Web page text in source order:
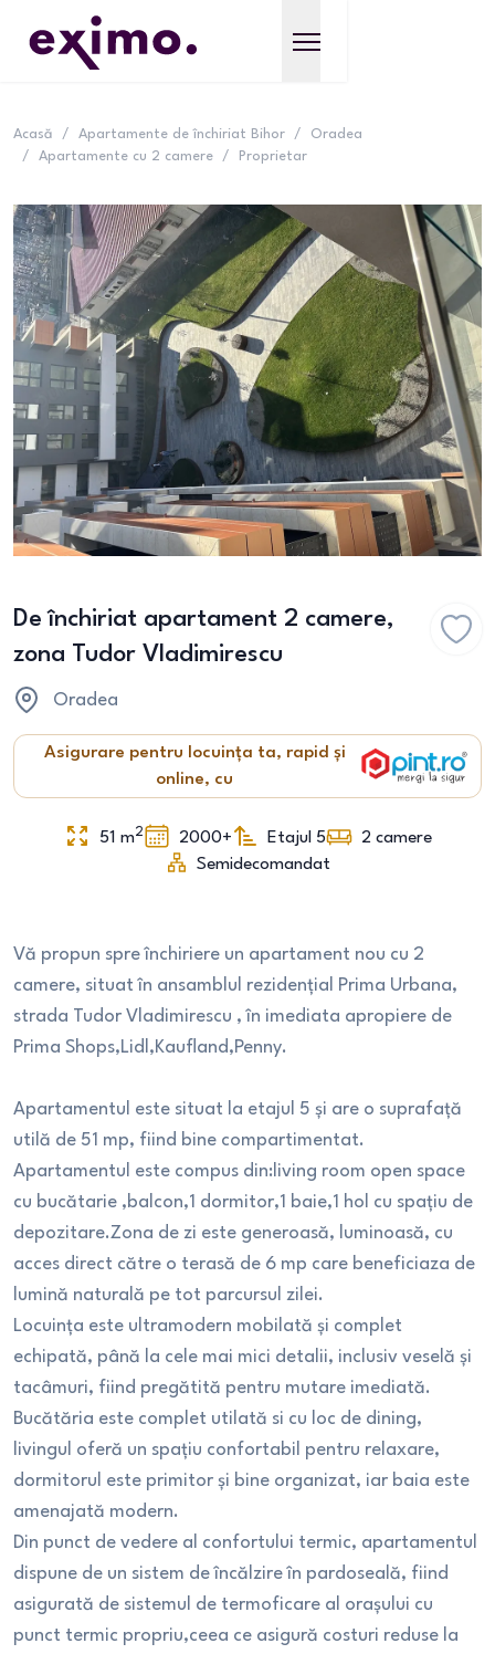
Acasă / Apartamente de închiriat Bihor /
Oradea
/
Apartamente cu 2 camere / Proprietar
De închiriat apartament 2 camere,
zona Tudor Vladimirescu
Oradea
Asigurare pentru locuința ta, rapid și
online, cu
51 m2 2000+ Etajul 5 2 camere
Semidecomandat
Vă propun spre închiriere un apartament nou cu 2
camere, situat în ansamblul rezidențial Prima Urbana,
strada Tudor Vladimirescu , în imediata apropiere de
Prima Shops,Lidl,Kaufland,Penny.
Apartamentul este situat la etajul 5 și are o suprafață
utilă de 51 mp, fiind bine compartimentat.
Apartamentul este compus din:living room open space
cu bucătarie ,balcon,1 dormitor,1 baie,1 hol cu spațiu de
depozitare.Zona de zi este generoasă, luminoasă, cu
acces direct către o terasă de 6 mp care beneficiaza de
lumină naturală pe tot parcursul zilei.
Locuința este ultramodern mobilată și complet
echipată, până la cele mai mici detalii, inclusiv veselă și
tacâmuri, fiind pregătită pentru mutare imediată.
Bucătăria este complet utilată si cu loc de dining,
livingul oferă un spațiu confortabil pentru relaxare,
dormitorul este primitor și bine organizat, iar baia este
amenajată modern.
Din punct de vedere al confortului termic, apartamentul
dispune de un sistem de încălzire în pardoseală, fiind
asigurată de sistemul de termoficare al orașului cu
punct termic propriu,ceea ce asigură costuri reduse la